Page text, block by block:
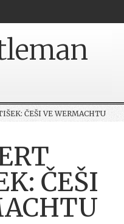
ČEŠI VE WERMACHTU
ČEŠI